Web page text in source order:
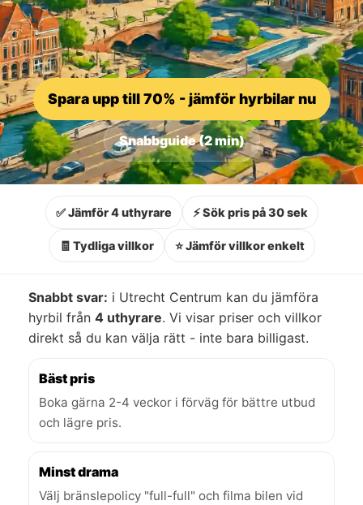
Spara upp till 70% - jämför hyrbilar nu
Snabbguide (2 min)
✅ Jämför 4 uthyrare ⚡ Sök pris på 30 sek
🧾 Tydliga villkor ⭐ Jämför villkor enkelt
Snabbt svar: i Utrecht Centrum kan du jämföra
hyrbil från 4 uthyrare. Vi visar priser och villkor
direkt så du kan välja rätt - inte bara billigast.
Bäst pris
Boka gärna 2-4 veckor i förväg för bättre utbud
och lägre pris.
Minst drama
Välj bränslepolicy "full-full" och filma bilen vid